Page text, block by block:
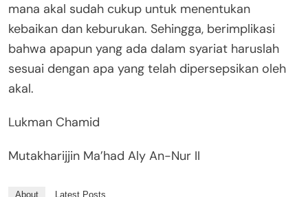
mana akal sudah cukup untuk menentukan
kebaikan dan keburukan. Sehingga, berimplikasi
bahwa apapun yang ada dalam syariat haruslah
sesuai dengan apa yang telah dipersepsikan oleh
akal.
Lukman Chamid
Mutakharijjin Ma’had Aly An-Nur II
About Latest Posts